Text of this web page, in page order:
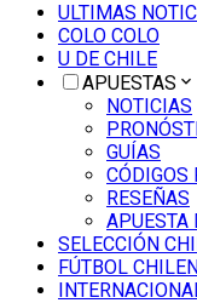
ULTIMAS
COLO COLO
U DE CHILE
APUESTAS
NOTICIAS
GUÍAS
CÓDIGOS
RESEÑAS
APUESTA
SELECCIÓN
FÚTBOL